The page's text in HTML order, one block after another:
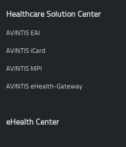
Healthcare Solution Center
AVINTIS EAI
AVINTIS iCard
AVINTIS MPI
AVINTIS eHealth-Gateway
eHealth Center